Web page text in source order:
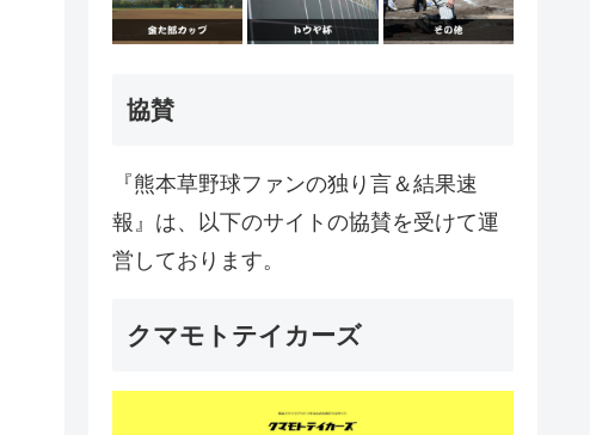
協賛
『熊本草野球ファンの独り言＆結果速
報』は、以下のサイトの協賛を受けて運
営しております。
クマモトテイカーズ